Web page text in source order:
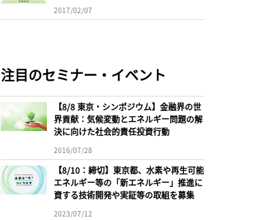
2017/02/07
注目のセミナー・イベント
【8/8 東京・シンポジウム】金融界の世
界貢献：気候変動とエネルギー問題の解
決に向けた社会的責任投資行動
2016/07/28
【8/10：締切】東京都、水素や再生可能
エネルギー等の「新エネルギー」推進に
資する技術開発や実証等の取組を募集
2023/07/12